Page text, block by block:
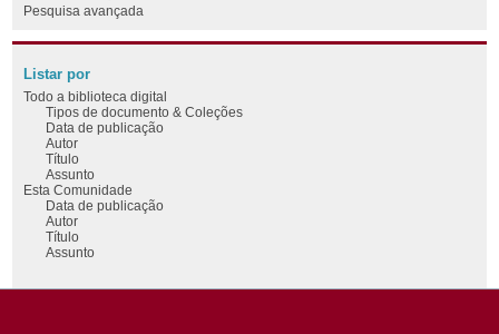
Pesquisa avançada
Listar por
Todo a biblioteca digital
Tipos de documento & Coleções
Data de publicação
Autor
Título
Assunto
Esta Comunidade
Data de publicação
Autor
Título
Assunto